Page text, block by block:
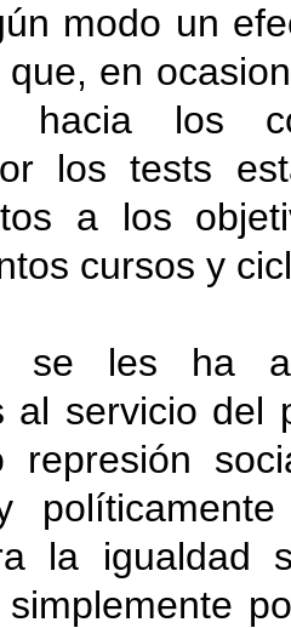
modo un
en
hacia los
los tests
a los
cursos y
se les ha
al servicio del
represión
la igualdad
simplemente